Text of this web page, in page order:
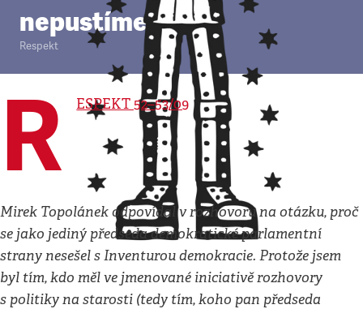
nepustíme
Respekt
R ESPEKT 52–53/09
Mirek Topolánek odpovídal v rozhovoru na otázku, proč
se jako jediný předseda demokratické parlamentní
strany nesešel s Inventurou demokracie. Protože jsem
byl tím, kdo měl ve jmenované iniciativě rozhovory
s politiky na starosti (tedy tím, koho pan předseda